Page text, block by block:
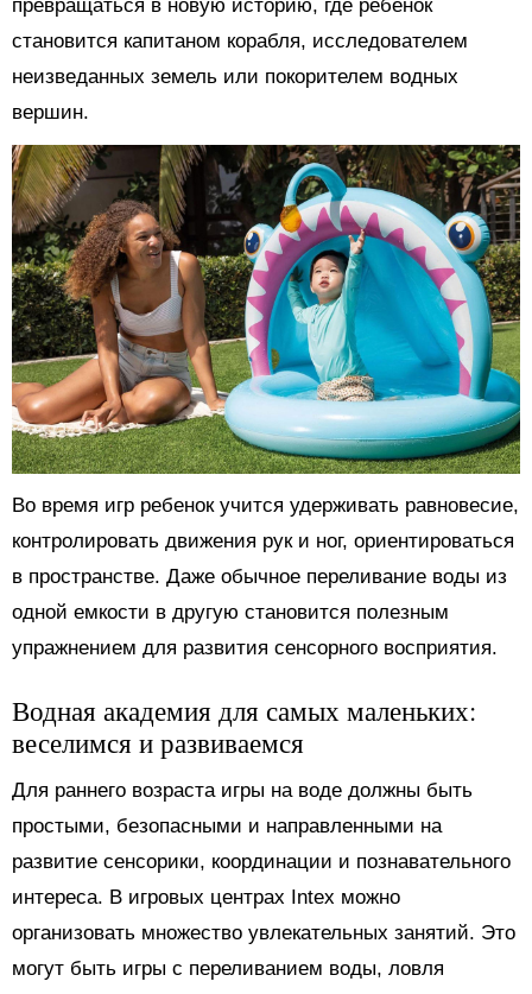
превращаться в новую историю, где ребенок
становится капитаном корабля, исследователем
неизведанных земель или покорителем водных
вершин.
Во время игр ребенок учится удерживать равновесие,
контролировать движения рук и ног, ориентироваться
в пространстве. Даже обычное переливание воды из
одной емкости в другую становится полезным
упражнением для развития сенсорного восприятия.
Водная академия для самых маленьких:
веселимся и развиваемся
Для раннего возраста игры на воде должны быть
простыми, безопасными и направленными на
развитие сенсорики, координации и познавательного
интереса. В игровых центрах Intex можно
организовать множество увлекательных занятий. Это
могут быть игры с переливанием воды, ловля